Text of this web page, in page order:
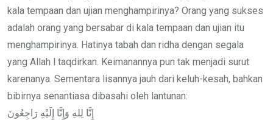
kala tempaan dan ujian menghampirinya? Orang yang sukses
adalah orang yang bersabar di kala tempaan dan ujian itu
menghampirinya. Hatinya tabah dan ridha dengan segala
yang Allah l taqdirkan. Keimanannya pun tak menjadi surut
karenanya. Sementara lisannya jauh dari keluh-kesah, bahkan
bibirnya senantiasa dibasahi oleh lantunan:
إِنَّا لِلهِ وَإِنَّا إِلَيْهِ رَاجِعُونَ